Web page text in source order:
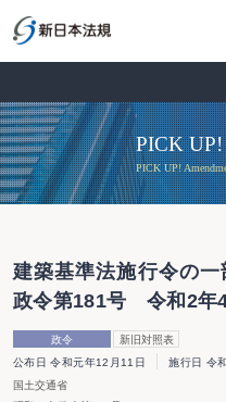
PICK
PICK UP!
建築基準法施行令の
政令第181号 令和2年4
政令
新旧対照表
公布日 令和元年12月11日
施行日 令
国土交通省